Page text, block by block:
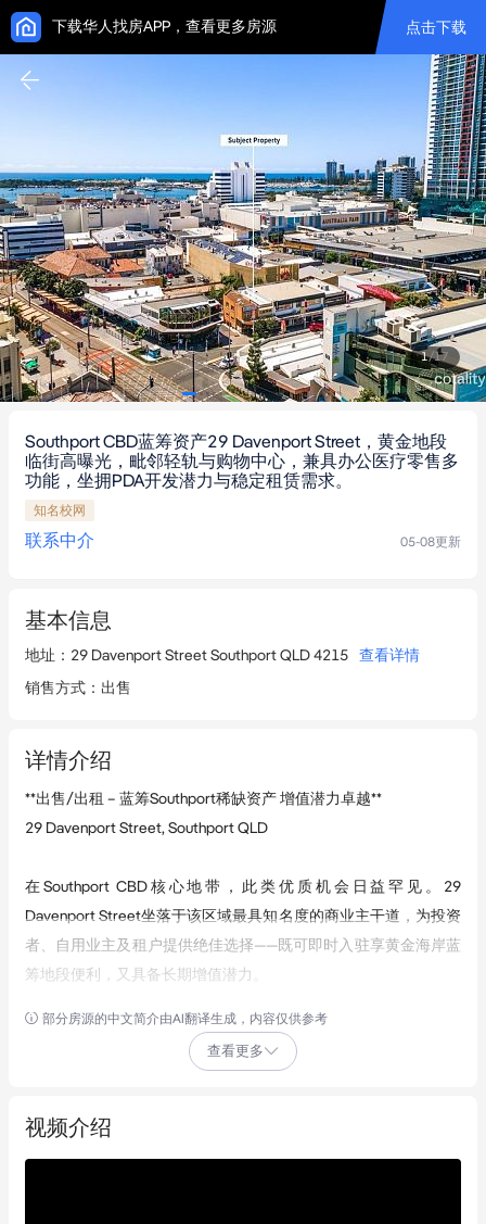
下载华人找房APP，查看更多房源 点击下载
1/17
Southport CBD蓝筹资产29 Davenport Street，黄金地段
临街高曝光，毗邻轻轨与购物中心，兼具办公医疗零售多
功能，坐拥PDA开发潜力与稳定租赁需求。
知名校网
联系中介 05-08更新
基本信息
地址 ： 29 Davenport Street Southport QLD 4215
查看详情
销售方式 ： 出售
详情介绍
**出售/出租 – 蓝筹Southport稀缺资产 增值潜力卓越**
29 Davenport Street, Southport QLD
在Southport CBD核心地带，此类优质机会日益罕见。29
Davenport Street坐落于该区域最具知名度的商业主干道，为投资
者、自用业主及租户提供绝佳选择——既可即时入驻享黄金海岸蓝
筹地段便利，又具备长期增值潜力。
物业战略性地处于持续发展的Southport优先开发区（PDA）内，
周边汇聚政府重大基建项目、成熟商业机构及持续城市更新计
部分房源的中文简介由AI翻译生成，内容仅供参考
查看更多
视频介绍